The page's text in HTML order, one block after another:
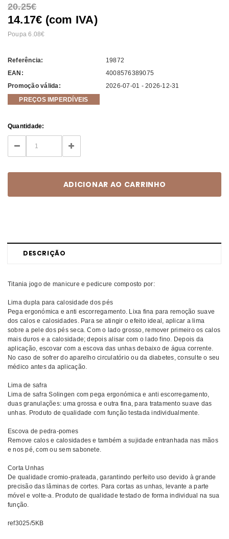
20.25
14.17€ (com IVA)
Poupa 6.08
Referência:
19872
EAN:
4008576389075
Promoção válida:
2026-07-01 - 2026-12-31
PREÇOS IMPERDÍVEIS
Current
Stock:
Quantidade:
DECREASE
QUANTITY:
INCREASE
QUANTITY:
DESCRIÇÃO
Titania jogo de manicure e pedicure composto por:
Lima dupla para calosidade dos pés
Pega ergonómica e anti escorregamento. Lixa fina para remoção suave
dos calos e calosidades. Para se atingir o efeito ideal, aplicar a lima
sobre a pele dos pés seca. Com o lado grosso, remover primeiro os calos
mais duros e a calosidade; depois alisar com o lado fino. Depois da
aplicação, escovar com a escova das unhas debaixo de água corrente.
No caso de sofrer do aparelho circulatório ou da diabetes, consulte o seu
médico antes da aplicação.
Lima de safra
Lima de safra Solingen com pega ergonómica e anti escorregamento,
duas granulações: uma grossa e outra fina, para tratamento suave das
unhas. Produto de qualidade com função testada individualmente.
Escova de pedra-pomes
Remove calos e calosidades e também a sujidade entranhada nas mãos
e nos pé, com ou sem sabonete.
Corta Unhas
De qualidade cromio-prateada, garantindo perfeito uso devido à grande
precisão das lâminas de cortes. Para cortas as unhas, levante a parte
móvel e volte-a. Produto de qualidade testado de forma individual na sua
função.
ref3025/5KB